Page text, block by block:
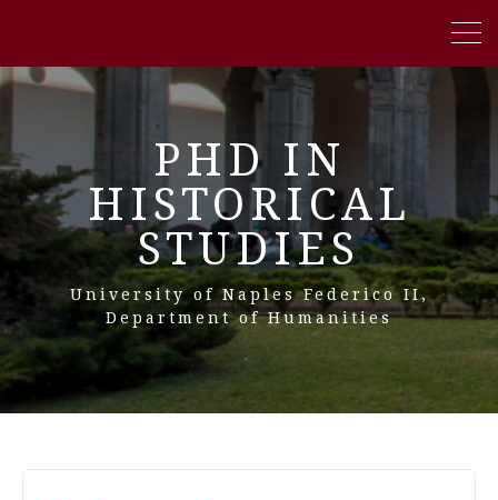
PHD IN
HISTORICAL
STUDIES
University of Naples Federico II,
Department of Humanities